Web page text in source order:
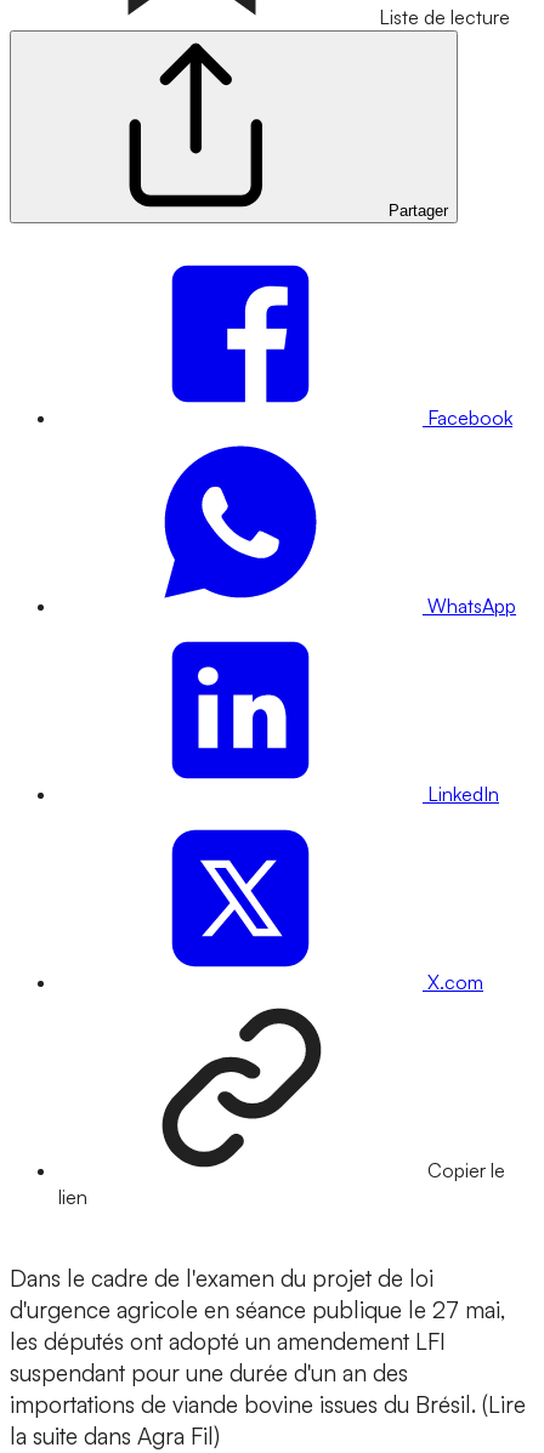
Liste de lecture
Partager
Facebook
WhatsApp
LinkedIn
X.com
Copier le
lien
Dans le cadre de l'examen du projet de loi
d'urgence agricole en séance publique le 27 mai,
les députés ont adopté un amendement LFI
suspendant pour une durée d'un an des
importations de viande bovine issues du Brésil. (Lire
la suite dans Agra Fil)